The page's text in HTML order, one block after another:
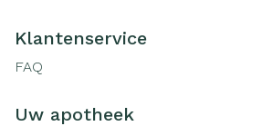
Klantenservice
FAQ
Uw apotheek